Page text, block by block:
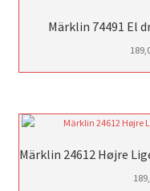
Märklin 74491 El
Märklin 24612 Højre